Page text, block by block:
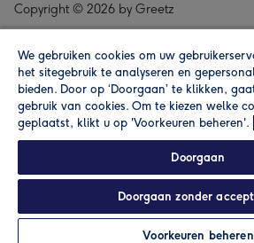
In winkelmand
Copyright © 2026 by Greetz
Alle prijzen zijn inclusief btw en andere
We gebruiken cookies om uw
het sitegebruik te analyseren en
bieden. Door op ‘Doorgaan’ te klikken,
gebruik van cookies. Om te kiezen welke
geplaatst, klikt u op 'Voorkeuren beheren'.
Doorgaan
Doorgaan zonder
Voorkeuren beheren